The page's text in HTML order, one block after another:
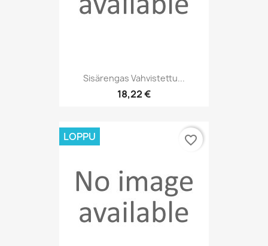
Sisärengas Vahvistettu...
18,22 €
LOPPU favorite_border